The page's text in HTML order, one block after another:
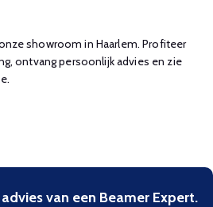
showroom in Haarlem. Profiteer
ontvang persoonlijk advies en zie
van een Beamer Expert.